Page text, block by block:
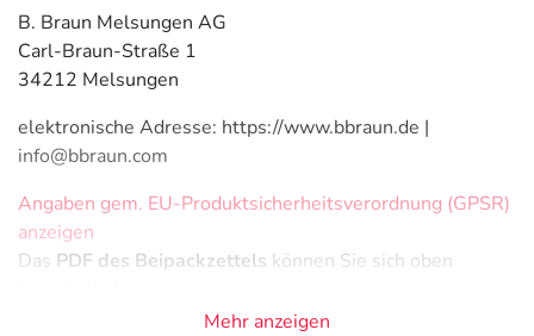
B. Braun Melsungen AG
Carl-Braun-Straße 1
34212 Melsungen
elektronische Adresse: https://www.bbraun.de |
info@bbraun.com
Angaben gem. EU-Produktsicherheitsverordnung (GPSR)
anzeigen
Das PDF des Beipackzettels können Sie sich oben
Mehr anzeigen